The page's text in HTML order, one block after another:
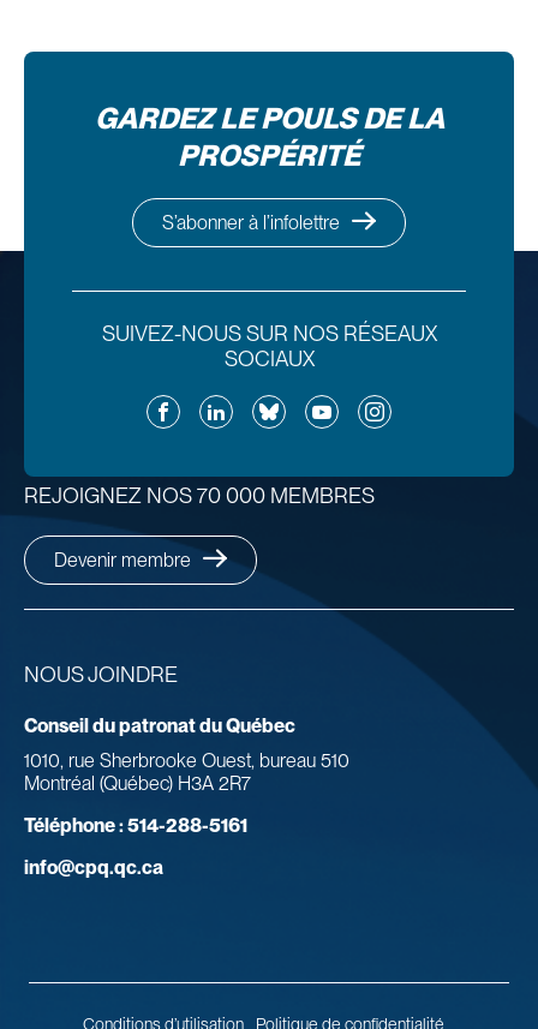
GARDEZ LE POULS DE LA
PROSPÉRITÉ
S’abonner à l’infolettre
SUIVEZ-NOUS SUR NOS RÉSEAUX
SOCIAUX
FacebookLinkedInBlueskyYouTubeInstagram
NOUS JOINDRE
Conseil du patronat du Québec
1010, rue Sherbrooke Ouest, bureau 510
Montréal (Québec) H3A 2R7
Téléphone :514-288-5161
info@cpq.qc.ca
REJOIGNEZ NOS 70 000 MEMBRES
Devenir membre
Conditions d’utilisation Politique de confidentialité